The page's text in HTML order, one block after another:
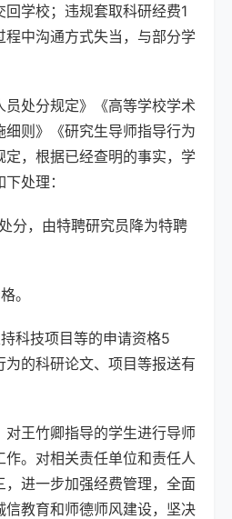
学校；违规套取科研经费1
程中沟通方式失当，与部分学
员处分规定》《高等学校学术
细则》《研究生导师指导行为
定，根据已经查明的事实，学
处理：
分，由特聘研究员降为特聘
。
科技项目等的申请资格5
的科研论文、项目等报送有
对王竹卿指导的学生进行导师
。对相关责任单位和责任人
，进一步加强经费管理，全面
信教育和师德师风建设，坚决